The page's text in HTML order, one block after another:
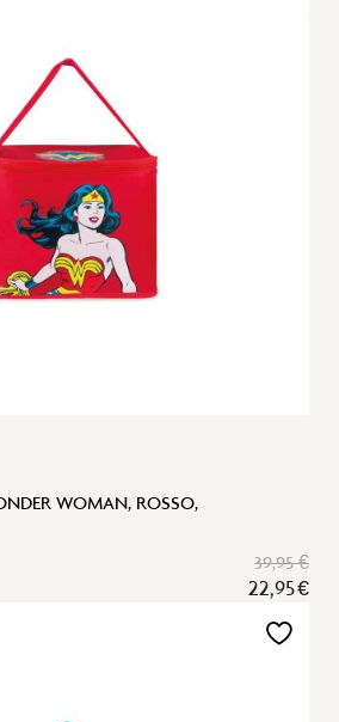
WOMAN, ROSSO,
39,95 €
22,95 €
Aggiungi